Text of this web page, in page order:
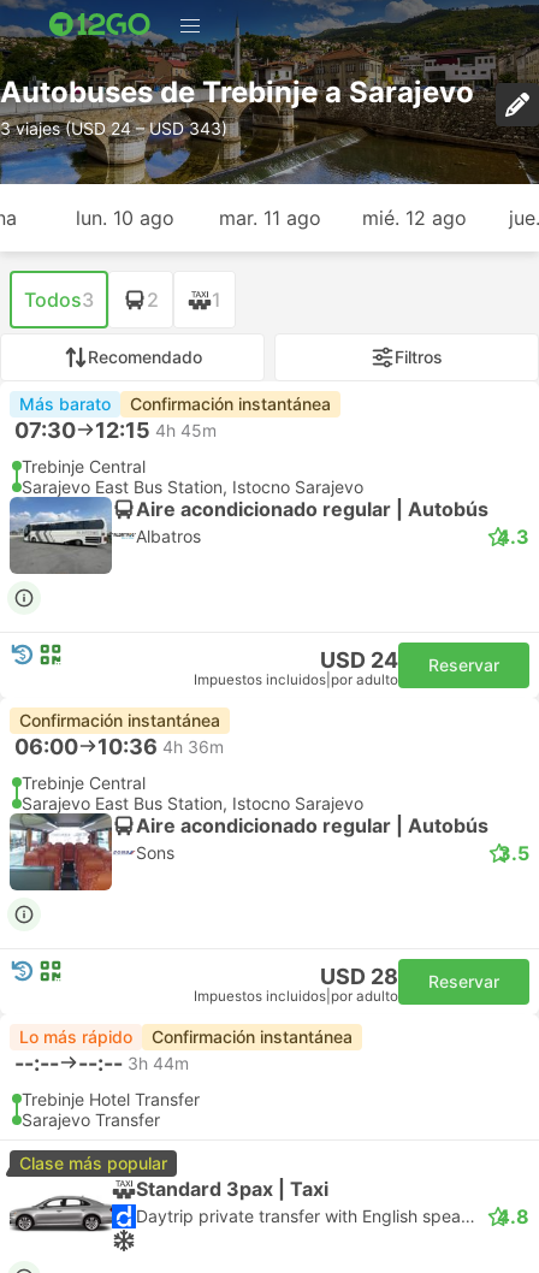
Autobuses de Trebinje a Sarajevo
3 viajes (USD 24 – USD 343)
lun. 10 ago mar. 11 ago mié. 12 ago
Todos3 2 1
Recomendado Filtros
Más barato Confirmación instantánea
07:30 12:15 4h 45m
Trebinje Central
Sarajevo East Bus Station, Istocno Sarajevo
Aire acondicionado regular | Autobús
Albatros 4.3
USD 24
Impuestos incluidos por adulto
Reservar
Confirmación instantánea
06:00 10:36 4h 36m
Trebinje Central
Sarajevo East Bus Station, Istocno Sarajevo
Aire acondicionado regular | Autobús
Sons 3.5
USD 28
Impuestos incluidos por adulto
Reservar
Lo más rápido Confirmación instantánea
--:-- --:-- 3h 44m
Trebinje Hotel Transfer
Sarajevo Transfer
Clase más popular
Standard 3pax | Taxi
Daytrip private transfer with English speaking driver 4.8